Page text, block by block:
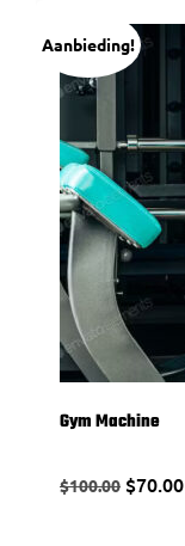
Aanbieding!
Gym Machine
$100.00 $70.00